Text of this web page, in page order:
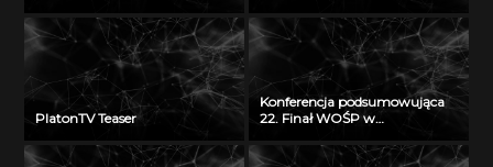
PlatonTV Teaser
Konferencja podsumowująca
22. Finał WOŚP w